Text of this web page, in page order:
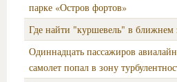
парке «Остров фортов»
Где найти "куршевель" в ближнем
Одиннадцать пассажиров
самолет попал в зону